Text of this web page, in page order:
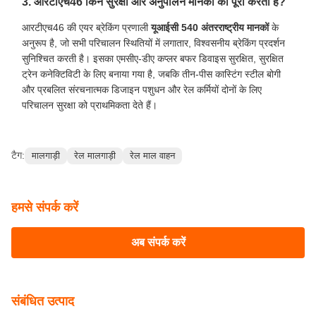
आरटीएच46 की एयर ब्रेकिंग प्रणालीयूआईसी 540 अंतरराष्ट्रीय मानकोंके
अनुरूप है, जो सभी परिचालन स्थितियों में लगातार, विश्वसनीय ब्रेकिंग प्रदर्शन
सुनिश्चित करती है। इसका एमसीए-डीए कप्लर बफर डिवाइस सुरक्षित, सुरक्षित
ट्रेन कनेक्टिविटी के लिए बनाया गया है, जबकि तीन-पीस कास्टिंग स्टील बोगी
और प्रबलित संरचनात्मक डिजाइन पशुधन और रेल कर्मियों दोनों के लिए
परिचालन सुरक्षा को प्राथमिकता देते हैं।
टैग: मालगाड़ी रेल मालगाड़ी रेल माल वाहन
हमसे संपर्क करें
अब संपर्क करें
संबंधित उत्पाद